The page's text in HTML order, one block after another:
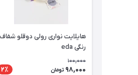
هایلایت نواری رولی دوقلو شفاف
رنگی eda
100,000
98,000 تومان 2٪